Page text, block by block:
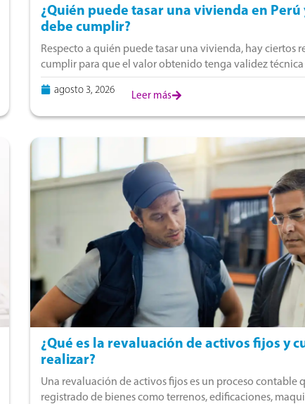
¿Quién puede tasar una vivienda en
debe cumplir?
Respecto a quién puede tasar una vivienda, hay ciertos
cumplir para que el valor obtenido tenga validez técnica
pensando en vender, comprar
agosto 3, 2026 Leer más
¿Qué es la revaluación de activos fijos y
realizar?
Una revaluación de activos fijos es un proceso contable
registrado de bienes como terrenos, edificaciones,